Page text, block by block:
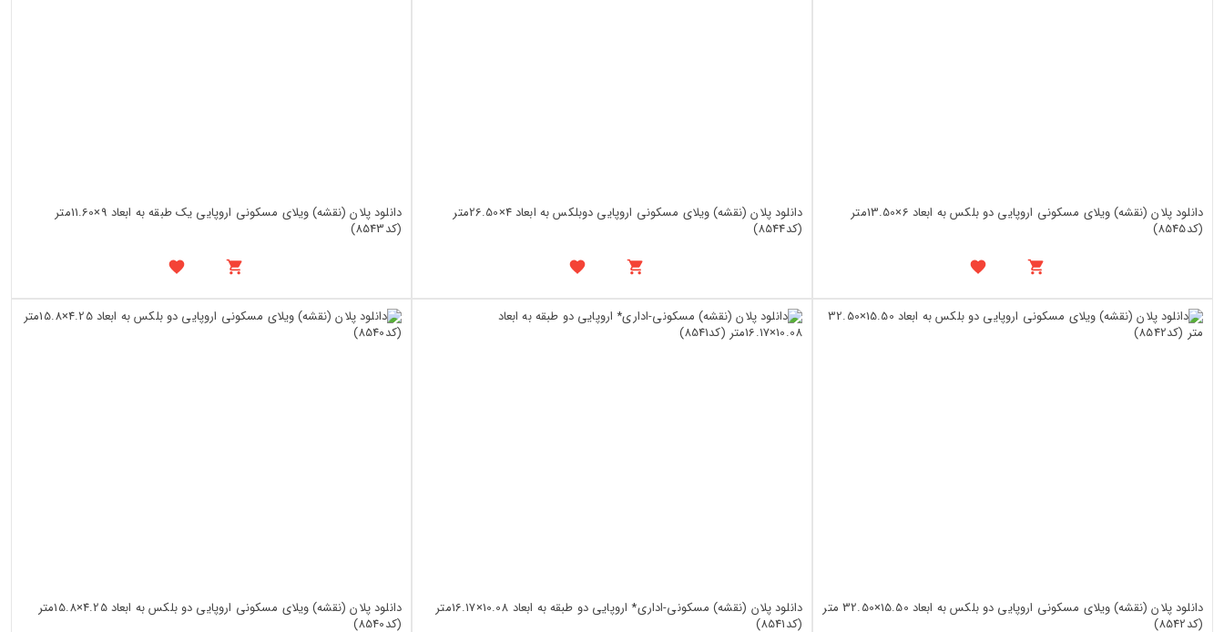
دانلود پلان (نقشه) ویلای مسکونی اروپایی دو بلکس به ابعاد 6×13.50متر
(کد8545)
دانلود پلان (نقشه) ویلای مسکونی اروپایی دوبلکس به ابعاد 4×26.50متر
(کد8544)
دانلود پلان (نقشه) ویلای مسکونی اروپایی یک طبقه به ابعاد 9×11.60متر
(کد8543)
دانلود پلان (نقشه) ویلای مسکونی اروپایی دو بلکس به ابعاد 15.50×32.50 متر
(کد8542)
دانلود پلان (نقشه) مسکونی-اداری* اروپایی دو طبقه به ابعاد 10.08×16.17متر
(کد8541)
دانلود پلان (نقشه) ویلای مسکونی اروپایی دو بلکس به ابعاد 4.25×15.8متر
(کد8540)